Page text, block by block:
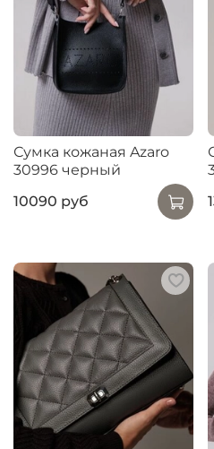
Сумка кожаная Azaro
30996 черный
10090 руб